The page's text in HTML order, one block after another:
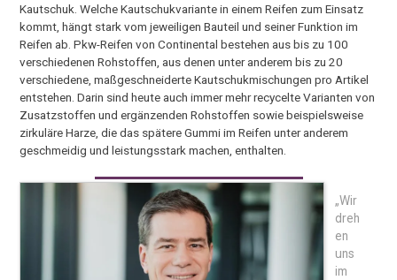
Kautschuk. Welche Kautschukvariante in einem Reifen zum Einsatz
kommt, hängt stark vom jeweiligen Bauteil und seiner Funktion im
Reifen ab. Pkw-Reifen von Continental bestehen aus bis zu 100
verschiedenen Rohstoffen, aus denen unter anderem bis zu 20
verschiedene, maßgeschneiderte Kautschukmischungen pro Artikel
entstehen. Darin sind heute auch immer mehr recycelte Varianten von
Zusatzstoffen und ergänzenden Rohstoffen sowie beispielsweise
zirkuläre Harze, die das spätere Gummi im Reifen unter anderem
geschmeidig und leistungsstark machen, enthalten.
„Wir
dreh
en
uns
im